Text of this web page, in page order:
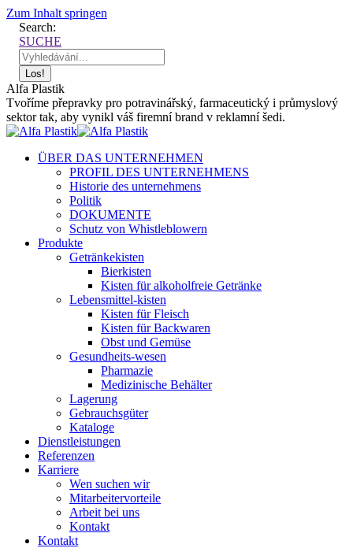
Zum Inhalt springen
Search:
SUCHE
Alfa Plastik
Tvoříme přepravky pro potravinářský, farmaceutický i průmyslový
sektor tak, aby vynikl váš firemní brand v reklamní šedi.
ÜBER DAS UNTERNEHMEN
PROFIL DES UNTERNEHMENS
Historie des unternehmens
Politik
DOKUMENTE
Schutz von Whistleblowern
Produkte
Getränkekisten
Bierkisten
Kisten für alkoholfreie Getränke
Lebensmittel-kisten
Kisten für Fleisch
Kisten für Backwaren
Obst und Gemüse
Gesundheits-wesen
Pharmazie
Medizinische Behälter
Lagerung
Gebrauchsgüter
Kataloge
Dienstleistungen
Referenzen
Karriere
Wen suchen wir
Mitarbeitervorteile
Arbeit bei uns
Kontakt
Kontakt